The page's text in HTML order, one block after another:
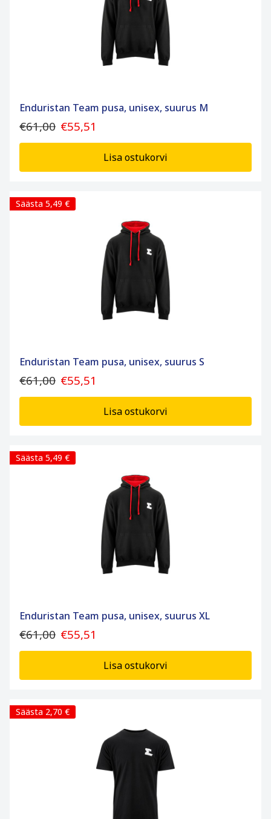
Enduristan Team pusa, unisex, suurus M
€61,00 €55,51
Lisa ostukorvi
Säästa 5,49 €
Enduristan Team pusa, unisex, suurus S
€61,00 €55,51
Lisa ostukorvi
Säästa 5,49 €
Enduristan Team pusa, unisex, suurus XL
€61,00 €55,51
Lisa ostukorvi
Säästa 2,70 €